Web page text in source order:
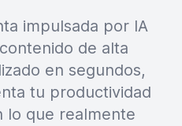
impulsada por IA
de alta
en segundos,
tu productividad
lo que realmente